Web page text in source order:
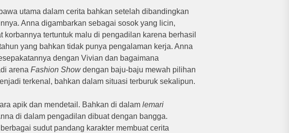
utama dalam cerita bahkan setelah dibandingkan
Anna digambarkan sebagai sosok yang licin,
korbannya tertuntuk malu di pengadilan karena berhasil
yang bahkan tidak punya pengalaman kerja. Anna
dengan Vivian dan bagaimana
arena Fashion Showdengan baju-baju mewah pilihan
terkenal, bahkan dalam situasi terburuk sekalipun.
apik dan mendetail. Bahkan di dalam lemari
di dalam pengadilan dibuat dengan bangga.
sudut pandang karakter membuat cerita